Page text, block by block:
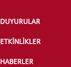
DUYURULAR
ETKİNLİKLER
HABERLER